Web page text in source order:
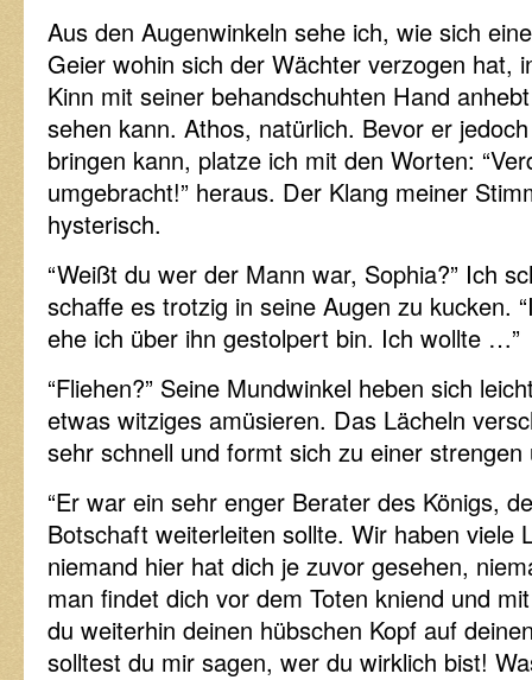
Aus den Augenwinkeln sehe ich, wie sich
Geier wohin sich der Wächter verzogen hat,
Kinn mit seiner behandschuhten Hand
sehen kann. Athos, natürlich. Bevor er
bringen kann, platze ich mit den Worten:
umgebracht!” heraus. Der Klang meiner
hysterisch.
“Weißt du wer der Mann war, Sophia?” Ich
schaffe es trotzig in seine Augen zu kucken.
ehe ich über ihn gestolpert bin. Ich wollte …”
“Fliehen?” Seine Mundwinkel heben sich
etwas witziges amüsieren. Das Lächeln
sehr schnell und formt sich zu einer
“Er war ein sehr enger Berater des Königs,
Botschaft weiterleiten sollte. Wir haben viele
niemand hier hat dich je zuvor gesehen,
man findet dich vor dem Toten kniend und
du weiterhin deinen hübschen Kopf auf
solltest du mir sagen, wer du wirklich bist!